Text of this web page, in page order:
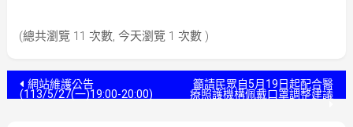
(總共瀏覽 11 次數, 今天瀏覽 1 次數 )
文網站維護公告
(113/5/27(一)19:00-20:00)
籲請民眾自5月19日起配合醫
療照護機構佩戴口罩調整建議